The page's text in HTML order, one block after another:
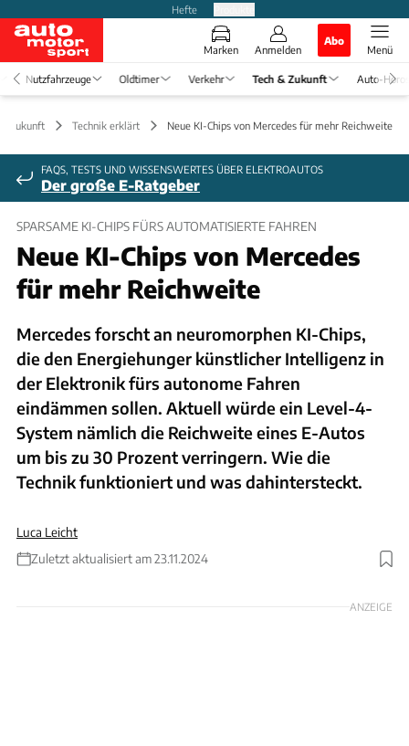
Hefte
Marken Anmelden
Abo
Menü
Nutzfahrzeuge Oldtimer Verkehr Tech & Zukunft Auto-
Zukunft Technik erklärt Neue KI-Chips von Mercedes für mehr Reichweite
FAQS, TESTS UND WISSENSWERTES ÜBER ELEKTROAUTOS
Der große E-Ratgeber
SPARSAME KI-CHIPS FÜRS AUTOMATISIERTE FAHREN
Neue KI-Chips von Mercedes
für mehr Reichweite
Mercedes forscht an neuromorphen KI-Chips,
die den Energiehunger künstlicher Intelligenz in
der Elektronik fürs autonome Fahren
eindämmen sollen. Aktuell würde ein Level-4-
System nämlich die Reichweite eines E-Autos
um bis zu 30 Prozent verringern. Wie die
Technik funktioniert und was dahintersteckt.
Luca Leicht
Zuletzt aktualisiert am 23.11.2024
ANZEIGE